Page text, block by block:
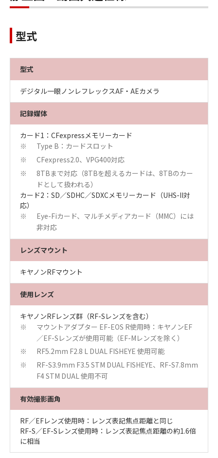
型式
型式
デジタル一眼ノンレフレックスAF・AEカメラ
記録媒体
カード1：CFexpressメモリーカード
※ Type B：カードスロット
※ CFexpress2.0、VPG400対応
※
8TBまで対応（8TBを超えるカードは、8TBのカー
ドとして扱われる）
カード2：SD／SDHC／SDXCメモリーカード（UHS-II対
応）
※
Eye-Fiカード、マルチメディアカード（MMC）には
非対応
レンズマウント
キヤノンRFマウント
使用レンズ
キヤノンRFレンズ群（RF-Sレンズを含む）
※
マウントアダプター EF-EOS R使用時：キヤノンEF
／EF-Sレンズが使用可能（EF-Mレンズを除く）
※ RF5.2mm F2.8 L DUAL FISHEYE 使用可能
※
RF-S3.9mm F3.5 STM DUAL FISHEYE、RF-S7.8mm
F4 STM DUAL 使用不可
有効撮影画角
RF／EFレンズ使用時：レンズ表記焦点距離と同じ
RF-S／EF-Sレンズ使用時：レンズ表記焦点距離の約1.6倍
に相当